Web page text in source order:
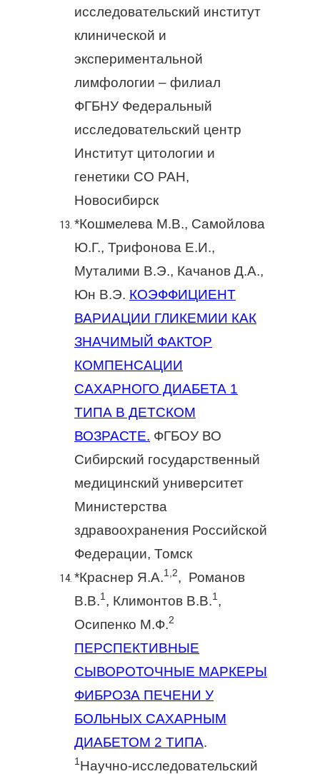
исследовательский институт
клинической и
экспериментальной
лимфологии – филиал
ФГБНУ Федеральный
исследовательский центр
Институт цитологии и
генетики СО РАН,
Новосибирск
*Кошмелева М.В., Самойлова
Ю.Г., Трифонова Е.И.,
Муталими В.Э., Качанов Д.А.,
Юн В.Э. КОЭФФИЦИЕНТ
ВАРИАЦИИ ГЛИКЕМИИ КАК
ЗНАЧИМЫЙ ФАКТОР
КОМПЕНСАЦИИ
САХАРНОГО ДИАБЕТА 1
ТИПА В ДЕТСКОМ
ВОЗРАСТЕ. ФГБОУ ВО
Сибирский государственный
медицинский университет
Министерства
здравоохранения Российской
Федерации, Томск
*Краснер Я.А.1,2, Романов
В.В.1, Климонтов В.В.1,
Осипенко М.Ф.2
ПЕРСПЕКТИВНЫЕ
СЫВОРОТОЧНЫЕ МАРКЕРЫ
ФИБРОЗА ПЕЧЕНИ У
БОЛЬНЫХ САХАРНЫМ
ДИАБЕТОМ 2 ТИПА.
1Научно-исследовательский